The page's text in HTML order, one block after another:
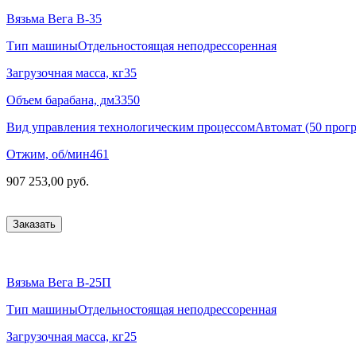
Вязьма Вега В-35
Тип машиныОтдельностоящая неподрессоренная
Загрузочная масса, кг35
Объем барабана, дм3350
Вид управления технологическим процессомАвтомат (50
Отжим, об/мин461
907 253,00 руб.
Заказать
Вязьма Вега В-25П
Тип машиныОтдельностоящая неподрессоренная
Загрузочная масса, кг25